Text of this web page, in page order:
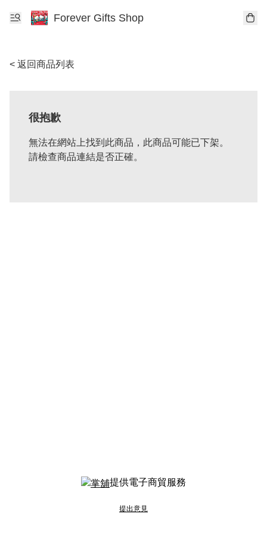
Forever Gifts Shop
< 返回商品列表
很抱歉
無法在網站上找到此商品，此商品可能已下架。
請檢查商品連結是否正確。
提供電子商貿服務
提出意見